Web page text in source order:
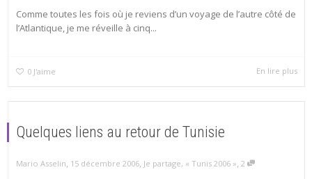
Comme toutes les fois où je reviens d’un voyage de l’autre côté de
l’Atlantique, je me réveille à cinq...
0 J'aime En lire plus
Quelques liens au retour de Tunisie
Mario Asselin, 15 décembre 2006, Je partage, « Tunis 2006 », 2